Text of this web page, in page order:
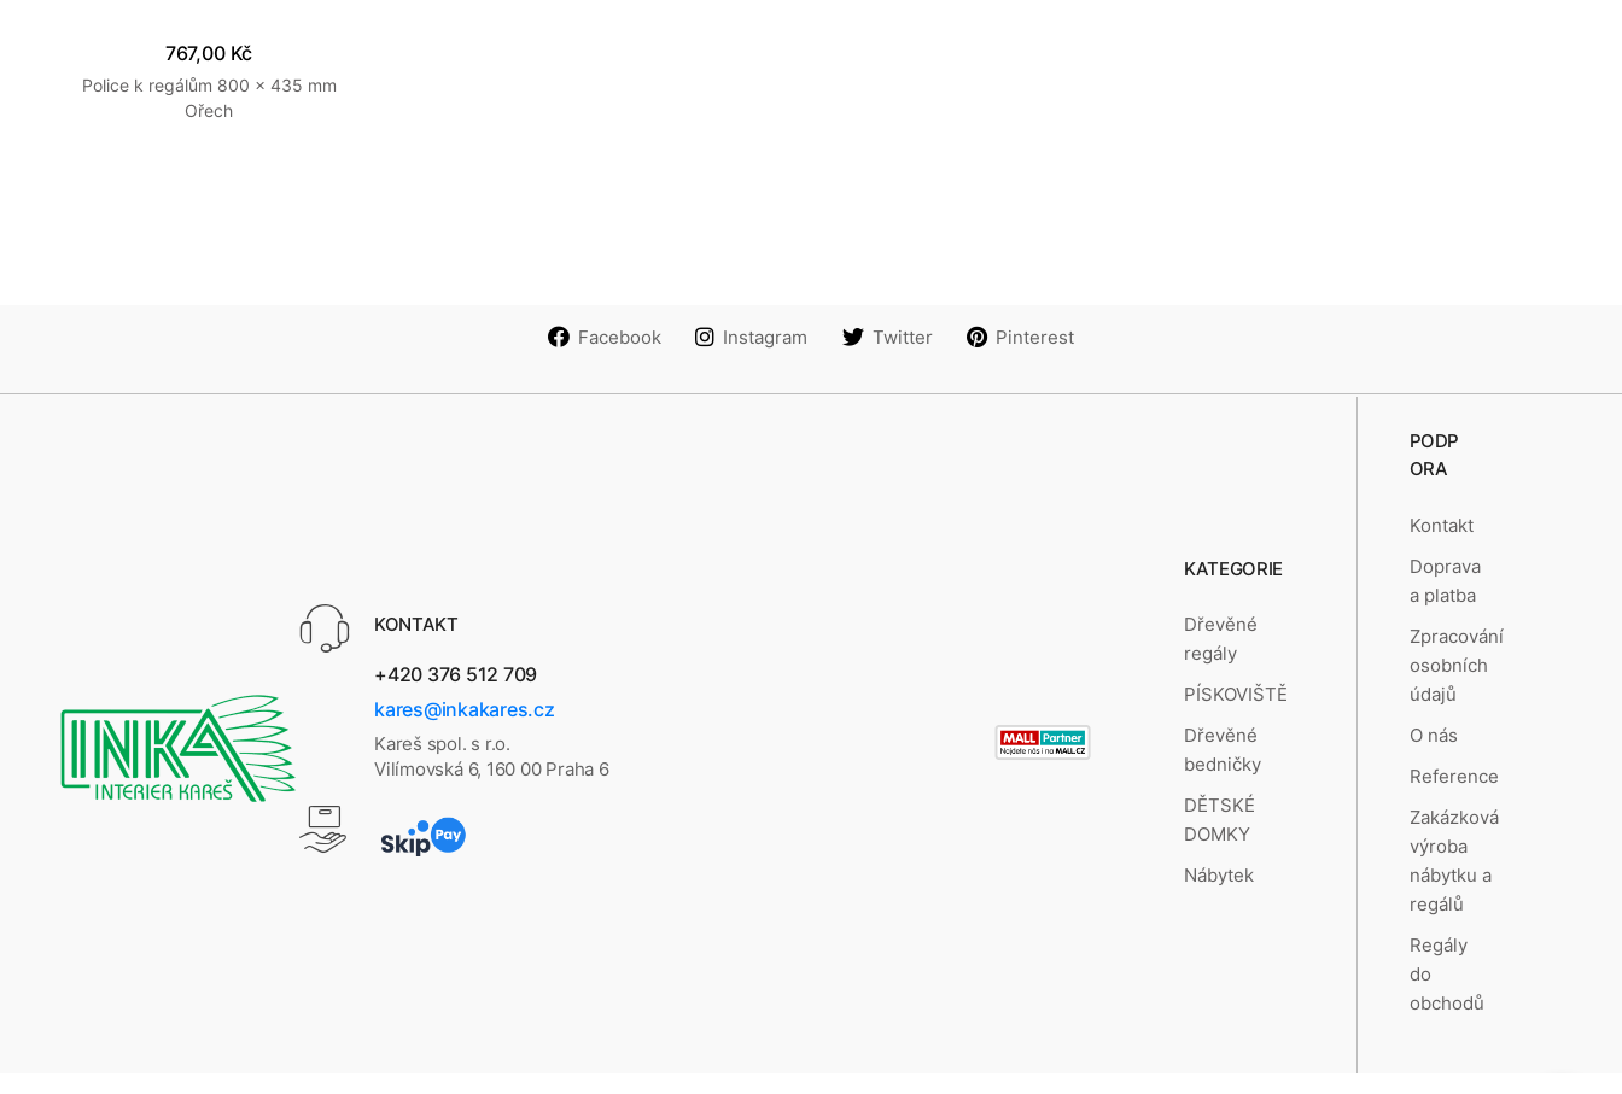
767,00 Kč
Police k regálům 800 x 435 mm
Ořech
Facebook Instagram Twitter Pinterest
KONTAKT
+420 376 512 709
kares@inkakares.cz
Kareš spol. s r.o.
Vilímovská 6, 160 00 Praha 6
KATEGORIE
Dřevěné
regály
PÍSKOVIŠTĚ
Dřevěné
bedničky
DĚTSKÉ
DOMKY
Nábytek
PODP
ORA
Kontakt
Doprava
a platba
Zpracování
osobních
údajů
O nás
Reference
Zakázková
výroba
nábytku a
regálů
Regály
do
obchodů